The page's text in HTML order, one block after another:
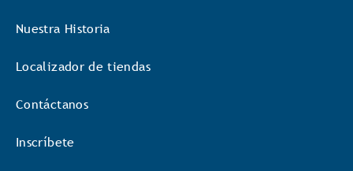
Nuestra Historia
Localizador de tiendas
Contáctanos
Inscríbete